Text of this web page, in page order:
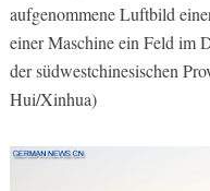
aufgenommene Luftbild
einer Maschine ein Feld im
der südwestchinesischen
Hui/Xinhua)